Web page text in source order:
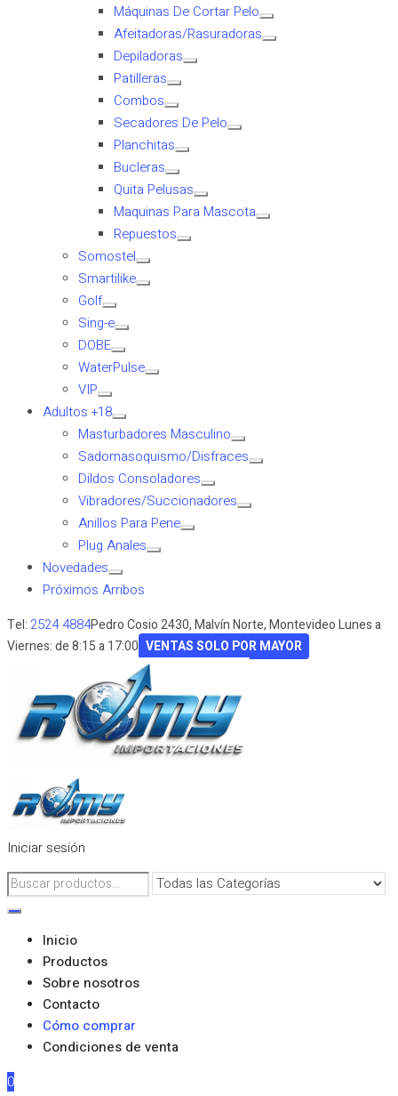
Máquinas De Cortar Pelo
Afeitadoras/Rasuradoras
Depiladoras
Patilleras
Combos
Secadores De Pelo
Planchitas
Bucleras
Quita Pelusas
Maquinas Para Mascota
Repuestos
Somostel
Smartilike
Golf
Sing-e
DOBE
WaterPulse
VIP
Adultos +18
Masturbadores Masculino
Sadomasoquismo/Disfraces
Dildos Consoladores
Vibradores/Succionadores
Anillos Para Pene
Plug Anales
Novedades
Próximos Arribos
Tel: 2524 4884Pedro Cosio 2430, Malvín Norte, MontevideoLunes a
Viernes: de 8:15 a 17:00 VENTAS SOLO POR MAYOR
Iniciar sesión
Inicio
Productos
Sobre nosotros
Contacto
Cómo comprar
Condiciones de venta
0